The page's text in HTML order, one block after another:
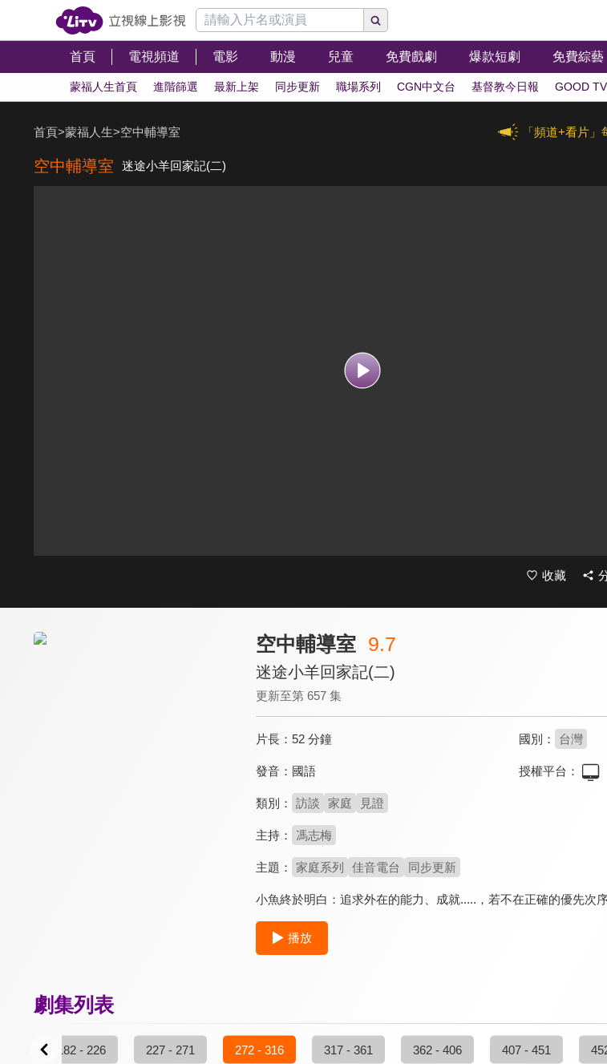
首頁 電視頻道 電影 動漫 兒童 免費戲劇 爆款短劇 免費綜藝
蒙福人生首頁 進階篩選 最新上架 同步更新 職場系列 CGN中文台 基督教今日報 GOOD
「頻道+看片」
首頁>蒙福人生>空中輔導室
空中輔導室 迷途小羊回家記(二)
收藏
空中輔導室 9.7
迷途小羊回家記(二)
更新至第 657 集
片長： 52 分鐘 國別： 台灣
發音： 國語 授權平台：
類別： 訪談 家庭 見證
主持： 馮志梅
主題： 家庭系列 佳音電台 同步更新
小魚終於明白：追求外在的能力、成就.....，若不在正確的優先次
播放
劇集列表
182 - 226 227 - 271 272 - 316 317 - 361 362 - 406 407 - 451